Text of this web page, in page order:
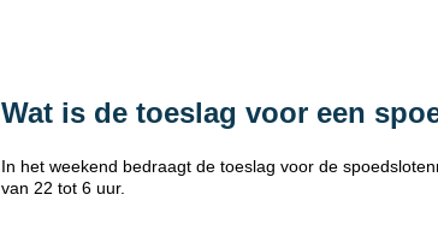
Wat is de toeslag voor een
In het weekend bedraagt de toeslag voor de
van 22 tot 6 uur.